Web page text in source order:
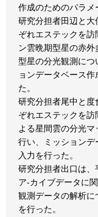
作成のためのパラメ
研究分担者田辺と
ぞれエステックを
ン雲晩期型星の赤
型星の分光観測につ
ョンデータベース
た。
研究分担者尾中と
ぞれエステックを
よる星間雲の分光
行い、ミッションデ
入力を行った。
研究分担者出口は
ア-カイブデータに
観測データの解析
を行った。